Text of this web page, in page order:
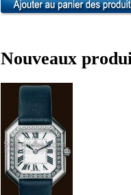
Nouveaux